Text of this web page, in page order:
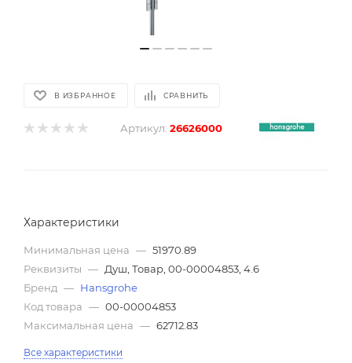
В ИЗБРАННОЕ СРАВНИТЬ
Артикул: 26626000
Характеристики
Минимальная цена — 51970.89
Реквизиты — Душ, Товар, 00-00004853, 4.6
Бренд — Hansgrohe
Код товара — 00-00004853
Максимальная цена — 62712.83
Все характеристики